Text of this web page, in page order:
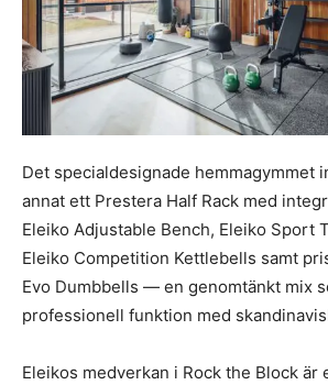
Det specialdesignade hemmagymmet
annat ett Prestera Half Rack med
Eleiko Adjustable Bench, Eleiko Sport
Eleiko Competition Kettlebells samt
Evo Dumbbells — en genomtänkt mix
professionell funktion med
Eleikos medverkan i Rock the Block är